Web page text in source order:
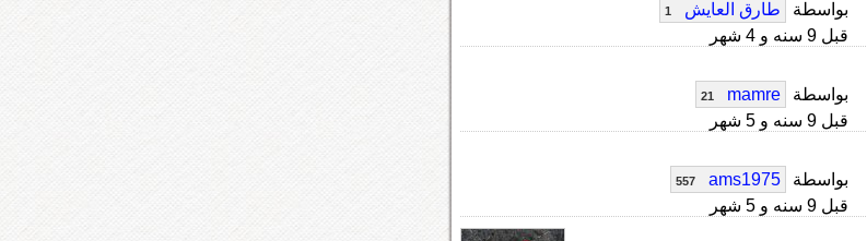
بواسطة طارق العايش 1
قبل 9 سنه و 4 شهر
بواسطة mamre
21
قبل 9 سنه و 5 شهر
بواسطة ams1975
557
قبل 9 سنه و 5 شهر